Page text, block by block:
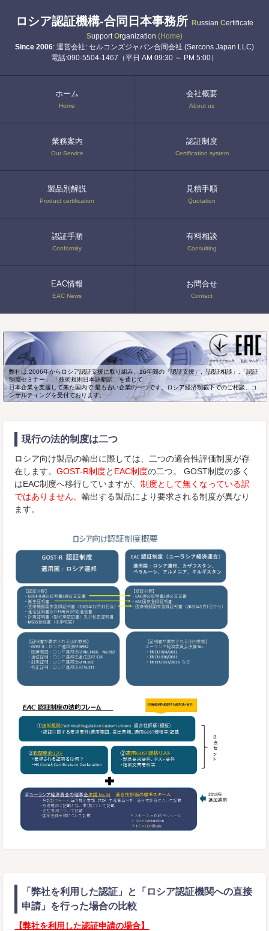
ロシア認証機構-合同日本事務所 Russian Certificate
SupportOrganization (Home)
Since 2006: 運営会社: セルコンズジャパン合同会社 (Sercons Japan LLC)
電話:090-5504-1467（平日 AM 09:30 ～ PM 5:00）
ホーム
Home
会社概要
About us
業務案内
Our Service
認証制度
Certification system
製品別解説
Product certification
見積手順
Quotation
認証手順
Conformity
有料相談
Consulting
EAC情報
EAC News
お問合せ
Contact
弊社は,2006年からロシア認証支援に取り組み、16年間の「認証支援」,「認証相談」,「認証
制度セミナー」,「技術規則日本語翻訳」を通じて
日本企業を支援して来た国内で 最も古い企業の一つです。ロシア経済制裁下でのご相談、コ
ンサルティングを受付ております。
現行の法的制度は二つ
ロシア向け製品の輸出に際しては、二つの適合性評価制度が存
在します。GOST-R制度と EAC制度の二つ。 GOST制度の多く
はEAC制度へ移行していますが、制度として無くなっている訳
ではありません。輸出する製品により要求される制度が異なり
ます。
「弊社を利用した認証」と「ロシア認証機関への直接
申請」を行った場合の比較
【弊社を利用した認証申請の場合】